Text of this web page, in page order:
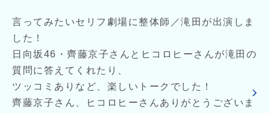
言ってみたいセリフ劇場に整体師／滝田が出演しま
した！
日向坂46・齊藤京子さんとヒコロヒーさんが滝田の
質問に答えてくれたり、
ツッコミありなど、楽しいトークでした！
齊藤京子さん、ヒコロヒーさんありがとうございま